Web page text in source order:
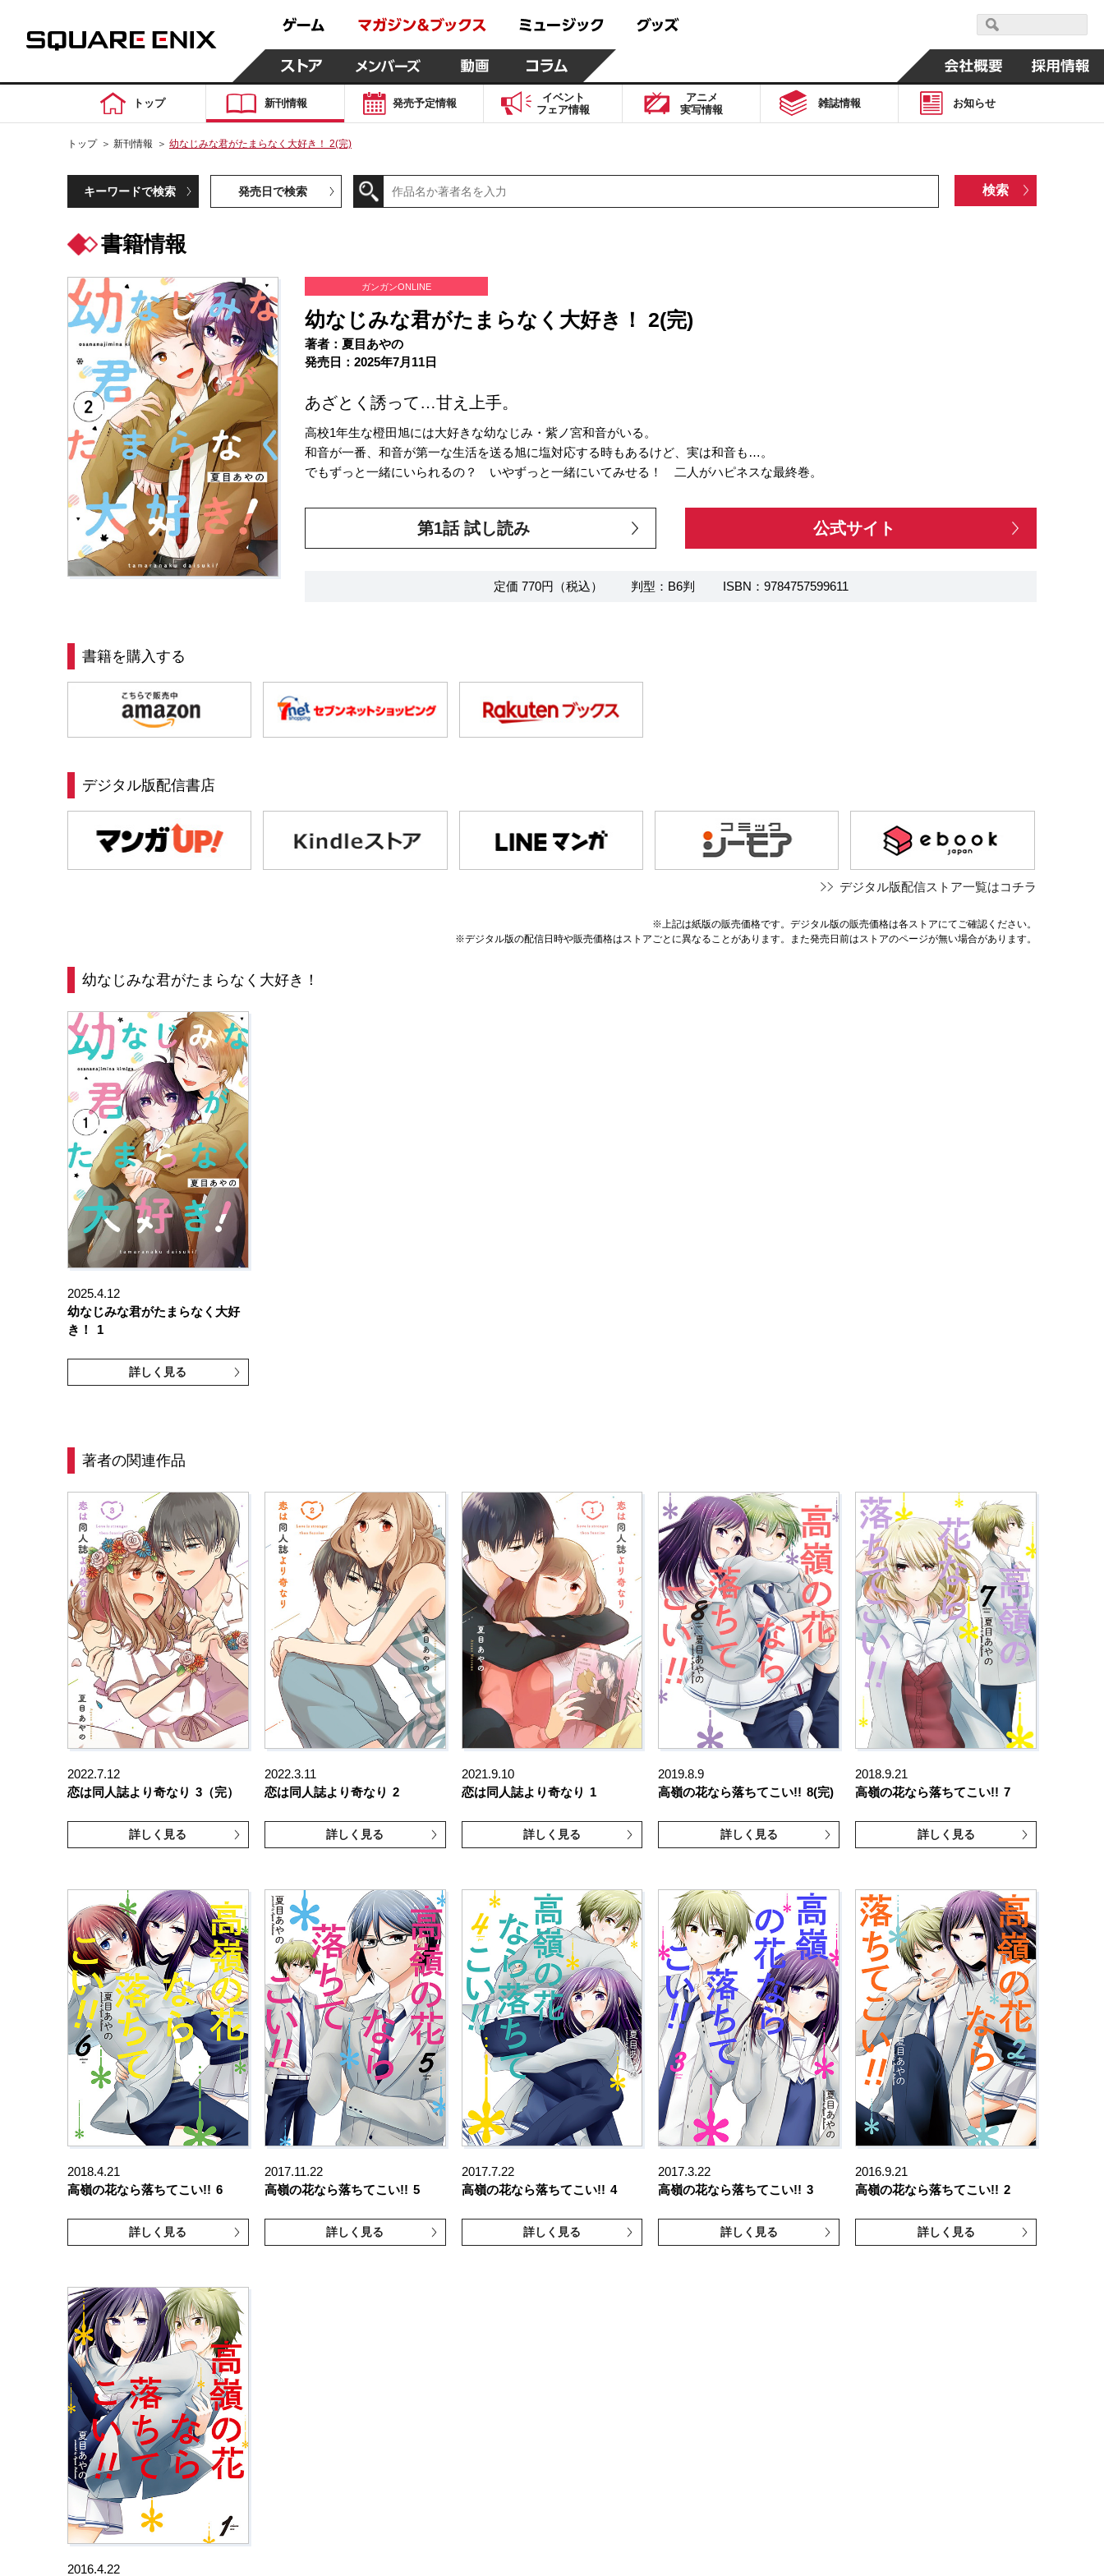
トップ 新刊情報 発売予定情報
イベント
フェア情報
アニメ
実写情報
雑誌情報 お知らせ
トップ ＞ 新刊情報 ＞ 幼なじみな君がたまらなく大好き！ 2(完)
キーワードで検索 発売日で検索
書籍情報
ガンガンONLINE
幼なじみな君がたまらなく大好き！ 2(完)
著者：夏目あやの
発売日：2025年7月11日
あざとく誘って…甘え上手。
高校1年生な橙田旭には大好きな幼なじみ・紫ノ宮和音がいる。
和音が一番、和音が第一な生活を送る旭に塩対応する時もあるけど、実は和音も…。
でもずっと一緒にいられるの？ いやずっと一緒にいてみせる！ 二人がハピネスな最終巻。
第1話 試し読み 公式サイト
定価 770円（税込） 判型：B6判 ISBN：9784757599611
書籍を購入する
デジタル版配信書店
デジタル版配信ストア一覧はコチラ
※上記は紙版の販売価格です。デジタル版の販売価格は各ストアにてご確認ください。
※デジタル版の配信日時や販売価格はストアごとに異なることがあります。また発売日前はストアのページが無い場合があります。
幼なじみな君がたまらなく大好き！
2025.4.12
幼なじみな君がたまらなく大好
き！
1
詳しく見る
著者の関連作品
2022.7.12
恋は同人誌より奇なり 3（完）
詳しく見る
2022.3.11
恋は同人誌より奇なり 2
詳しく見る
2021.9.10
恋は同人誌より奇なり 1
詳しく見る
2019.8.9
高嶺の花なら落ちてこい!! 8(完)
詳しく見る
2018.9.21
高嶺の花なら落ちてこい!! 7
詳しく見る
2018.4.21
高嶺の花なら落ちてこい!! 6
詳しく見る
2017.11.22
高嶺の花なら落ちてこい!! 5
詳しく見る
2017.7.22
高嶺の花なら落ちてこい!! 4
詳しく見る
2017.3.22
高嶺の花なら落ちてこい!! 3
詳しく見る
2016.9.21
高嶺の花なら落ちてこい!! 2
詳しく見る
2016.4.22